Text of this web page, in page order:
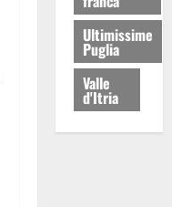
Ultimissime
Puglia
Valle
d'Itria